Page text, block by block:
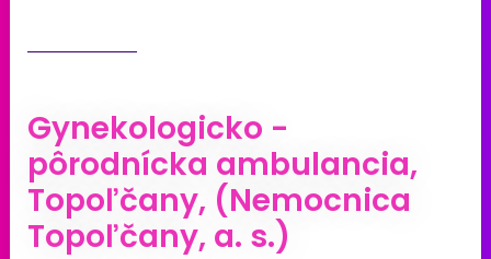
Gynekologicko -
pôrodnícka ambulancia,
Topoľčany, (Nemocnica
Topoľčany, a. s.)